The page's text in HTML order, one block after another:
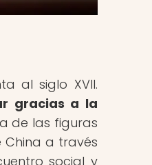
al siglo XVII.
gracias a la
de las figuras
a través
social y